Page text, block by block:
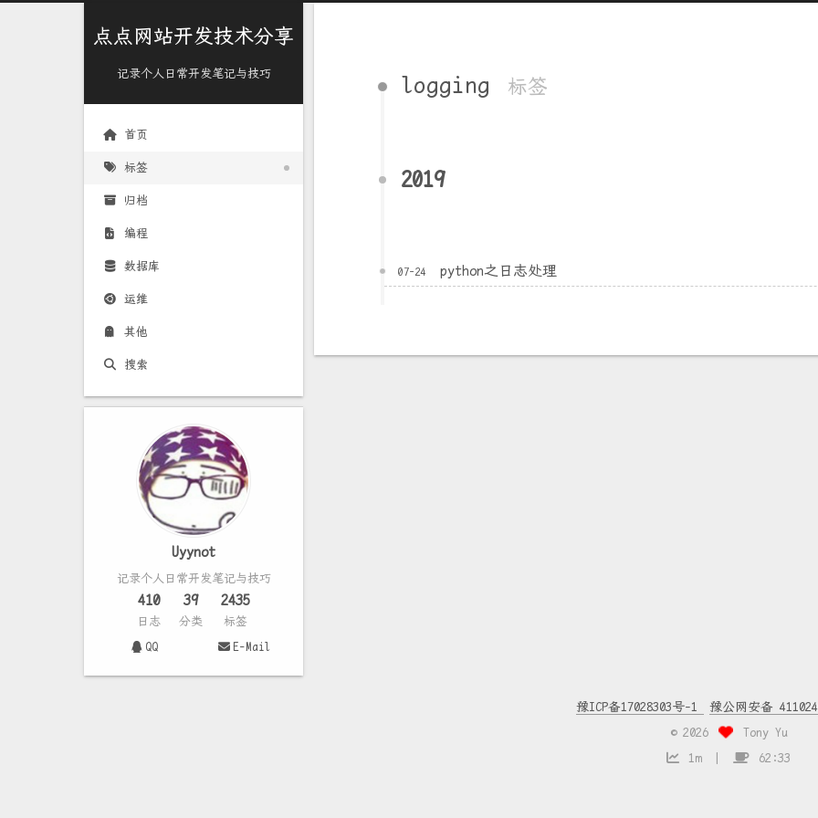
点点网站开发技术分享
记录个人日常开发笔记与技巧
首页
标签
归档
编程
数据库
运维
其他
搜索
Uyynot
记录个人日常开发笔记与技巧
410
日志
39
分类
2435
标签
QQ
E-Mail
logging 标签
2019
07-24 python之日志处理
豫ICP备17028303号-1
豫公网安备
© 2026
Tony Yu
1m
62:33